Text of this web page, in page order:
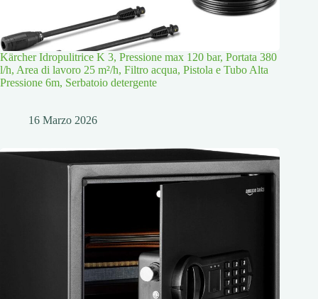
Kärcher Idropulitrice K 3, Pressione max 120 bar, Portata 380
l/h, Area di lavoro 25 m²/h, Filtro acqua, Pistola e Tubo Alta
Pressione 6m, Serbatoio detergente
16 Marzo 2026